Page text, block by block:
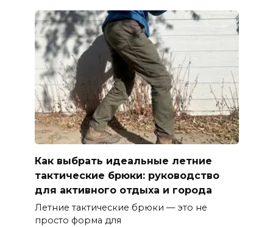
Как выбрать идеальные летние
тактические брюки: руководство
для активного отдыха и города
Летние тактические брюки — это не
просто форма для